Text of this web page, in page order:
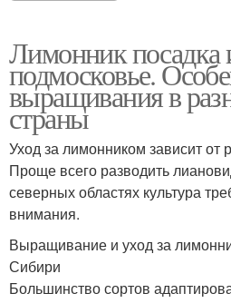
Лимонник посадка
подмосковье.
выращивания в
страны
Уход за лимонником зависит
Проще всего разводить
северных областях культура
внимания.
Выращивание и уход за
Сибири
Большинство сортов